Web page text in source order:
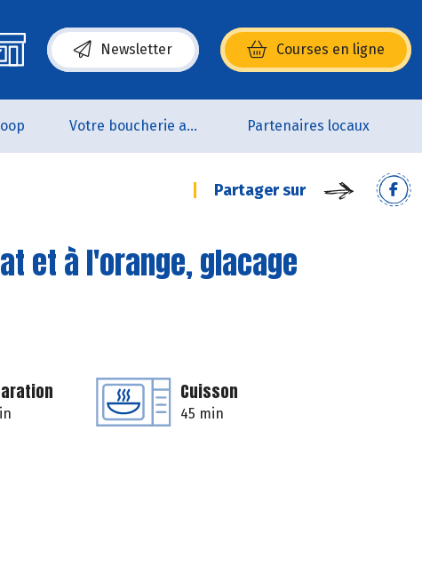
Newsletter Courses en ligne
(s’ouvre dans une nouvelle fenêtre)
Votre boucherie artisanale 100% bio et Origine France Partenaires locaux
Partager sur
et à l'orange, glacage
Cuisson
45 min